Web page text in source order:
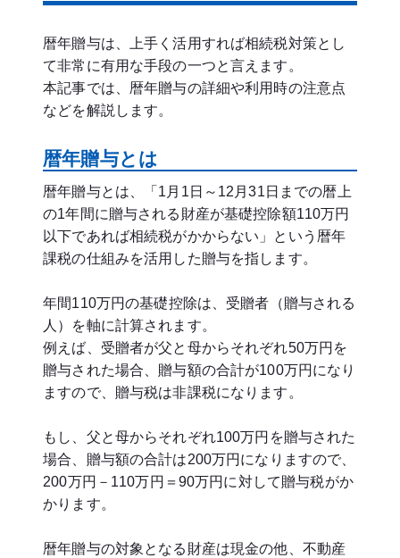
暦年贈与は、上手く活用すれば相続税対策とし
て非常に有用な手段の一つと言えます。
本記事では、暦年贈与の詳細や利用時の注意点
などを解説します。
暦年贈与とは
暦年贈与とは、「1月1日～12月31日までの暦上
の1年間に贈与される財産が基礎控除額110万円
以下であれば相続税がかからない」という暦年
課税の仕組みを活用した贈与を指します。
年間110万円の基礎控除は、受贈者（贈与される
人）を軸に計算されます。
例えば、受贈者が父と母からそれぞれ50万円を
贈与された場合、贈与額の合計が100万円になり
ますので、贈与税は非課税になります。
もし、父と母からそれぞれ100万円を贈与された
場合、贈与額の合計は200万円になりますので、
200万円－110万円＝90万円に対して贈与税がか
かります。
暦年贈与の対象となる財産は現金の他、不動産